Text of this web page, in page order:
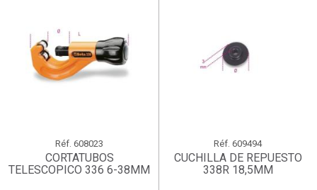
Réf. 608023
CORTATUBOS
TELESCOPICO 336 6-38MM
Réf. 609494
CUCHILLA DE REPUESTO
338R 18,5MM